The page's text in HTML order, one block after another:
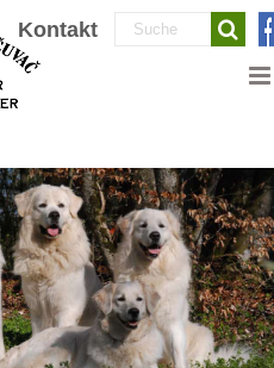
Kontakt
Suche